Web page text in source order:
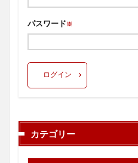
パスワード※
ログイン
カテゴリー